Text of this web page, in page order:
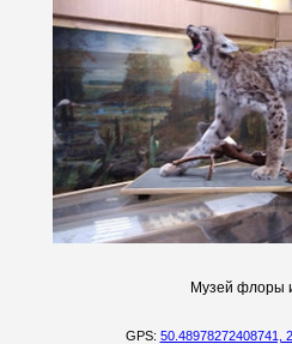
Музей флоры
GPS: 50.48978272408741,